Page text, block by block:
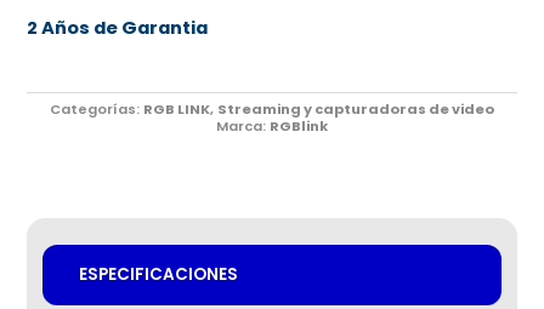
2 Años de Garantia
Categorías: RGB LINK, Streaming y capturadoras de video
Marca: RGBlink
ESPECIFICACIONES